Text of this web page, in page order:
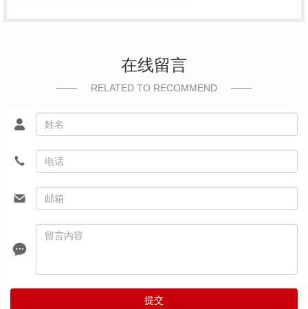
在线留言
RELATED TO RECOMMEND
提交